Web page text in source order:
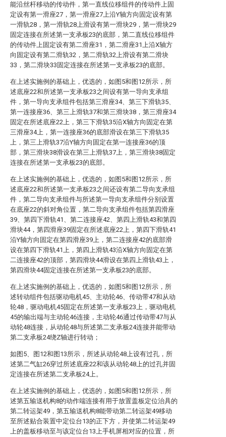
能沿丝杆移动的传动件，第一直线位移组件的传动件上固
定设有第一滑座27，第一滑座27上沿Y轴方向固定设有第
一滑轨28，第一滑轨28上滑设有第一滑块29，第一滑块29
固定连接在所述第一支承板23的底部，第二直线位移组件
的传动件上固定设有第二滑座31，第二滑座31上沿X轴方
向固定设有第二滑轨32，第二滑轨32上滑设有第二滑块
33，第二滑块33固定连接在所述第一支承板23的底部。
在上述实施例的基础上，优选的，如图5和图12所示，所
述底座22和所述第一支承板23之间设有第一导向支承组
件，第一导向支承组件包括第三滑座34、第三下滑轨35、
第一连接座36、第三上滑轨37和第三滑块38，第三滑座34
固定在所述底座22上，第三下滑轨35沿X轴方向固定在第
三滑座34上，第一连接座36的底部滑设在第三下滑轨35
上，第三上滑轨37沿Y轴方向固定在第一连接座36的顶
部，第三滑块38滑设在第三上滑轨37上，第三滑块38固定
连接在所述第一支承板23的底部。
在上述实施例的基础上，优选的，如图5和图12所示，所
述底座22和所述第一支承板23之间还设有第二导向支承组
件，第二导向支承组件与所述第一导向支承组件分别设置
在底座22的斜对角位置，第二导向支承组件包括第四滑座
39、第四下滑轨41、第二连接座42、第四上滑轨43和第四
滑块44，第四滑座39固定在所述底座22上，第四下滑轨41
沿Y轴方向固定在第四滑座39上，第二连接座42的底部滑
设在第四下滑轨41上，第四上滑轨43沿X轴方向固定在第
二连接座42的顶部，第四滑块44滑设在第四上滑轨43上，
第四滑块44固定连接在所述第一支承板23的底部。
在上述实施例的基础上，优选的，如图5和图12所示，所
述转动组件包括驱动电机45、主动轮46、传动带47和从动
轮48，驱动电机45固定在所述第一支承板23上，驱动电机
45的输出端与主动轮46连接，主动轮46通过传动带47与从
动轮48连接，从动轮48与所述第二支承板24连接并能带动
第二支承板24绕Z轴进行转动；
如图5、图12和图13所示，所述从动轮48上设有过孔，所
述第二气缸26穿过所述底座22和该从动轮48上的过孔并固
定连接在所述第二支承板24上。
在上述实施例的基础上，优选的，如图5和图12所示，所
述第五输送机构8的动作端连接有用于放置盖板定位治具的
第二转运架49，第五输送机构8能带动第二转运架49移动
至所述贴合装置中定位台13的正下方，并使第二转运架49
上的盖板移动至与该定位台13上手机屏相对应的位置，所